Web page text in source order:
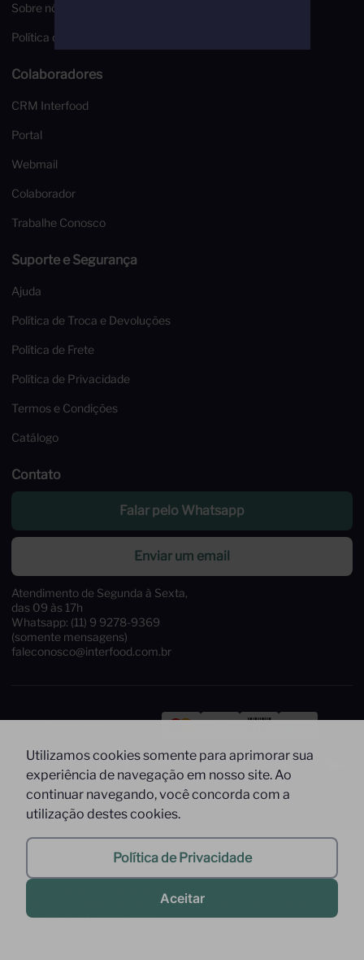
Utilizamos cookies somente para aprimorar sua
experiência de navegação em nosso site. Ao
continuar navegando, você concorda com a
utilização destes cookies.
Política de Privacidade
Aceitar
Institucional
Sobre nós
Política de Privacidade
Colaboradores
CRM Interfood
Portal
Webmail
Colaborador
Trabalhe Conosco
Suporte e Segurança
Ajuda
Política de Troca e Devoluções
Política de Frete
Política de Privacidade
Termos e Condições
Catálogo
Enviar um email
Atendimento de Segunda à Sexta,
das 09 às 17h
Whatsapp: (11) 9 9278-9369
Pague com
Siga-nos Segurança
2022 @ All Right Reserved to Interfood Importação